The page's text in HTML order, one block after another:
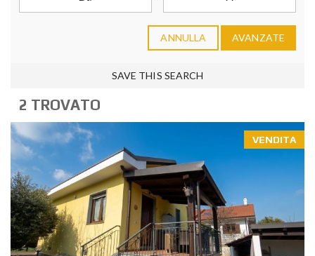
ANNULLA AVANZATE
SAVE THIS SEARCH
2 TROVATO
VENDITA